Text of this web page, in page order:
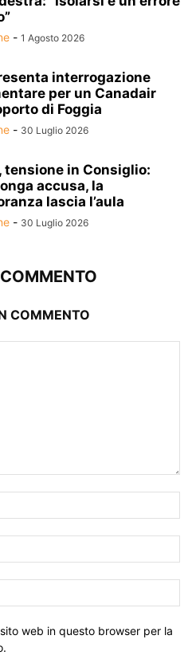
- 1 Agosto 2026
interrogazione
per un Canadair
di Foggia
- 30 Luglio 2026
tensione in Consiglio:
accusa, la
lascia l’aula
- 30 Luglio 2026
COMMENTO
web in questo browser per la